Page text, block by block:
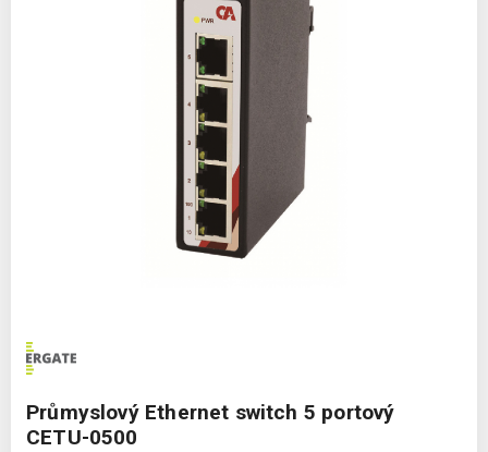
Průmyslový Ethernet switch 5 portový
CETU-0500